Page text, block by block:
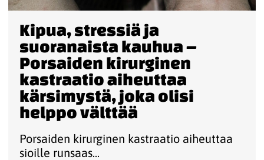
Kipua, stressiä ja
suoranaista kauhua –
Porsaiden kirurginen
kastraatio aiheuttaa
kärsimystä, joka olisi
helppo välttää
Porsaiden kirurginen kastraatio aiheuttaa
sioille runsaas...